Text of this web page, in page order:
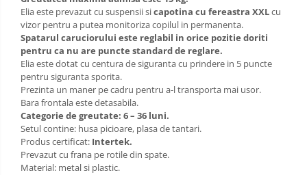
Elia este prevazut cu suspensii sicapotina cu fereastra XXLcu
vizor pentru a putea monitoriza copilul in permanenta.
Spatarul caruciorului este reglabil in orice pozitie doriti
pentru ca nu are puncte standard de reglare.
Elia este dotat cu centura de siguranta cu prindere in 5 puncte
pentru siguranta sporita.
Prezinta un maner pe cadru pentru a-l transporta mai usor.
Bara frontala este detasabila.
Categorie de greutate: 6 – 36 luni.
Setul contine: husa picioare, plasa de tantari.
Produs certificat: Intertek.
Prevazut cu frana pe rotile din spate.
Material: metal si plastic.